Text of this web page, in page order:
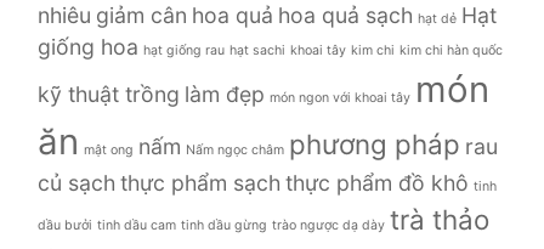
nhiêu giảm cân hoa quả hoa quả sạch hạt dẻ Hạt
giống hoa hạt giống rau hạt sachi khoai tây kim chi kim chi hàn quốc
kỹ thuật trồng làm đẹp món ngon với khoai tây món
ăn mật ong nấm Nấm ngọc châm phương pháp rau
củ sạch thực phẩm sạch thực phẩm đồ khô tinh
dầu bưởi tinh dầu cam tinh dầu gừng trào ngược dạ dày trà thảo